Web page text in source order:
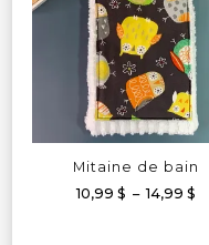
Mitaine de bain
10,99 $ – 14,99 $